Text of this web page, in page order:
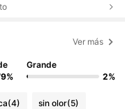
Ver más
Grande
2%
(4) sin olor(5)